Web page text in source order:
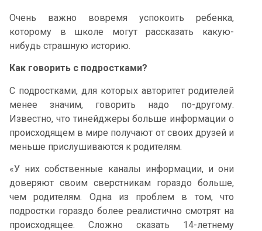
Очень важно вовремя успокоить ребенка,
которому в школе могут рассказать какую-
нибудь страшную историю.
Как говорить с подростками?
С подростками, для которых авторитет родителей
менее значим, говорить надо по-другому.
Известно, что тинейджеры больше информации о
происходящем в мире получают от своих друзей и
меньше прислушиваются к родителям.
«У них собственные каналы информации, и они
доверяют своим сверстникам гораздо больше,
чем родителям. Одна из проблем в том, что
подростки гораздо более реалистично смотрят на
происходящее. Сложно сказать 14-летнему